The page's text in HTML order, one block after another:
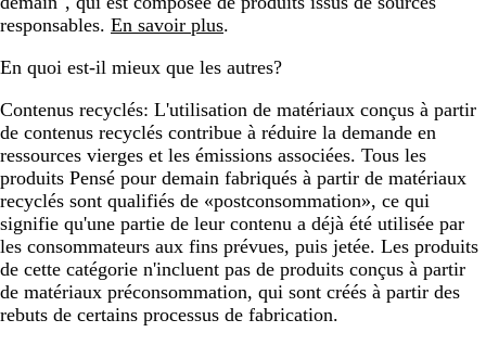
responsables. En savoir plus.
En quoi est-il mieux que les autres?
Contenus recyclés: L'utilisation de matériaux conçus à partir
de contenus recyclés contribue à réduire la demande en
ressources vierges et les émissions associées. Tous les
produits Pensé pour demain fabriqués à partir de matériaux
recyclés sont qualifiés de «postconsommation», ce qui
signifie qu'une partie de leur contenu a déjà été utilisée par
les consommateurs aux fins prévues, puis jetée. Les produits
de cette catégorie n'incluent pas de produits conçus à partir
de matériaux préconsommation, qui sont créés à partir des
rebuts de certains processus de fabrication.